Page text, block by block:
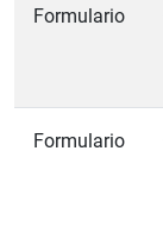
Formulario
Formulario